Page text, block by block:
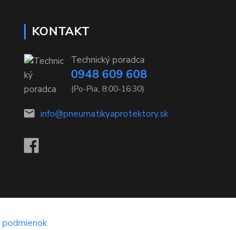
KONTAKT
Technický poradca
0948 609 608
(Po-Pia, 8:00-16:30)
info@pneumatikyaprotektory.sk
podmienok